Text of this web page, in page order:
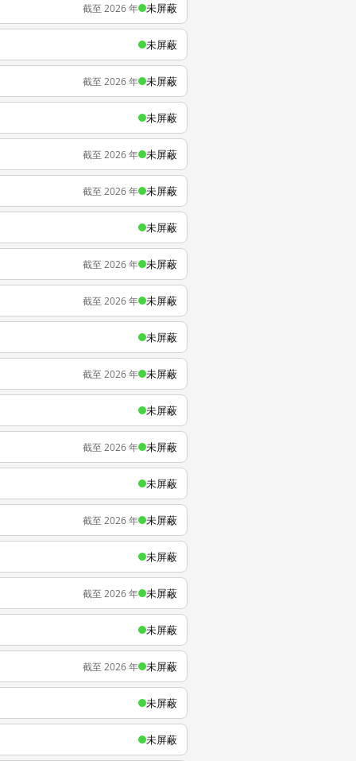
截至 2026 年 未屏蔽
未屏蔽
截至 2026 年 未屏蔽
未屏蔽
截至 2026 年 未屏蔽
截至 2026 年 未屏蔽
未屏蔽
截至 2026 年 未屏蔽
截至 2026 年 未屏蔽
未屏蔽
截至 2026 年 未屏蔽
未屏蔽
截至 2026 年 未屏蔽
未屏蔽
截至 2026 年 未屏蔽
未屏蔽
截至 2026 年 未屏蔽
未屏蔽
截至 2026 年 未屏蔽
未屏蔽
未屏蔽